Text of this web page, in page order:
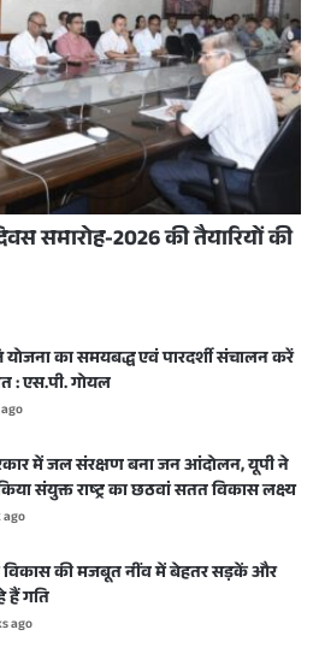
समारोह-2026 की तैयारियों की
योजना का समयबद्ध एवं पारदर्शी संचालन करें
: एस.पी. गोयल
में जल संरक्षण बना जन आंदोलन, यूपी ने
संयुक्त राष्ट्र का छठवां सतत विकास लक्ष्य
ago
विकास की मजबूत नींव में बेहतर सड़कें और
हैं गति
ago